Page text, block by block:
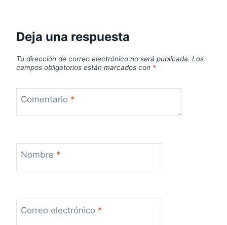
Deja una respuesta
Tu dirección de correo electrónico no será publicada. Los
campos obligatorios están marcados con *
Comentario *
Nombre *
Correo electrónico *